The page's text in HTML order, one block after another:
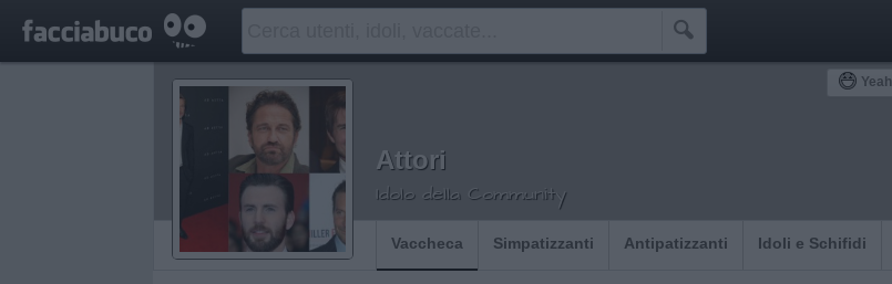

Yeah
Attori
Idolo della Community
Vaccheca Simpatizzanti Antipatizzanti Idoli e Schifidi